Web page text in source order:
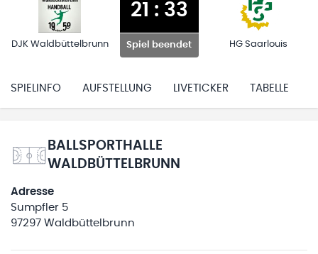
DJK Waldbüttelbrunn
21 : 33
Spiel beendet HG Saarlouis
SPIELINFO AUFSTELLUNG LIVETICKER TABELLE
BALLSPORTHALLE
WALDBÜTTELBRUNN
Adresse
Sumpfler 5
97297 Waldbüttelbrunn